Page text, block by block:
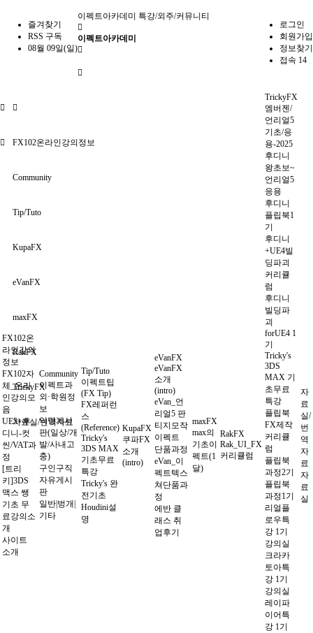
즐겨찾기
RSS 구독
08월 09일(일)
로그인
회원가입
정보찾기
접속 14
이펙트아카데미 특강/외주/커뮤니티
이펙트아카데미
FX102온라인강의정보
Community
Tip/Tuto
KupaFX
eVanFX
maxFX
RakFX
TrickyFX
자료실/번역자료
FX102온
라인강의
정보
FX102자
체_온라
인강의모
음
UE5+후
디니-컷
씬/VAT과
정
[트리
키]3DS
맥스 쌩
기초 무
료강의소
개
사이트
소개
Community
이펙트과
외·학원정
보
익명게시
판(일상/개
발/사내고
충)
구인구직
자유게시
판
일반|벙개|
기타
Tip/Tuto
이펙트팁
(FX Tip)
FX레퍼런
스
(Reference)
Tricky's
3DS MAX
기초무료
특강
Tricky's 완
전기초
Houdini설
명
KupaFX
쿠파FX
소개
(intro)
eVanFX
eVanFX
소개
(intro)
eVan_언
리얼5 판
티지모작
이펙트
단품과정
eVan_이
펙트텍스
쳐단품과
정
에반 클
래스 취
업후기
maxFX
max의
기초이
펙트(1
달)
RakFX
Rak_UI_FX
커리큘럼
TrickyFX
엠버젠/
언리얼5
기초/응
용-2025
후디니
왕초보~
언리얼5
응용
후디니
플립북1
기
후디니
+UE4빌
딩파괴
커리큘
럼
후디니
빌딩파
괴
forUE4 1
기
Tricky's
3DS
MAX 기
초무료
특강
플립북
FX제작
커리큘
럼
플립북
과정2기
플립북
과정1기
리얼플
로우특
강 1기
강의실
크라카
토아특
강 1기
강의실
레이파
이어특
강 1기
자
료
실/
번
역
자
료
자
료
실